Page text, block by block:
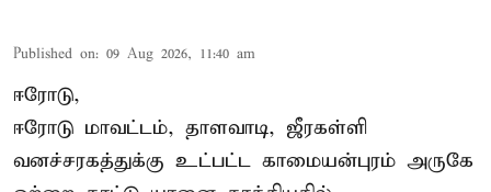
Published on: 09 Aug 2026, 11:40 am
ஈரோடு,
ஈரோடு மாவட்டம், தாளவாடி, ஜீரகள்ளி
வனச்சரகத்துக்கு உட்பட்ட காமையன்புரம் அருகே